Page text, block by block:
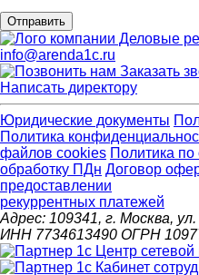
Отправить
info@arenda1c.ru
Заказать
Написать директору
Юридические документы
Политика
файлов cookies Политика
обработку ПДн Договор
предоставлении
рекуррентных платежей
Адрес: 109341, г. Москва,
ИНН 7734613490 ОГРН